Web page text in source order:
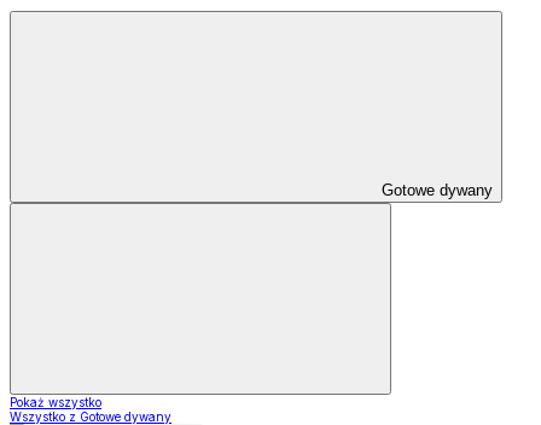
Gotowe dywany
Pokaż wszystko
Wszystko z Gotowe dywany